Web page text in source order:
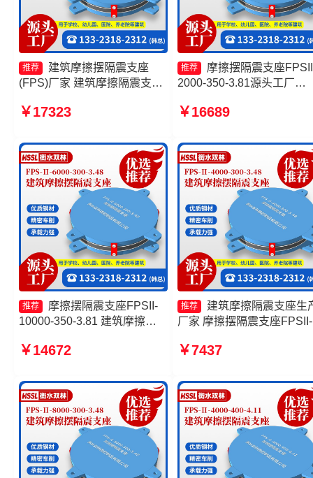
推荐
建筑摩擦摆隔震支座
(FPS)厂家 建筑摩擦隔震支座
生产厂家 摩擦摆隔震支座
￥17323
推荐
摩擦摆隔震支座
2000-350-3.81源头工厂
擦摆支座-15.0ZX支座的价
￥16689
推荐
摩擦摆隔震支座FPSII-
10000-350-3.81 建筑摩擦摆
擦摆支座源头工厂 摩擦摆隔震
家
￥14672
推荐
建筑摩擦隔震支座生
厂家 摩擦摆隔震支座FPSII-
摆减隔震支座
家
￥7437